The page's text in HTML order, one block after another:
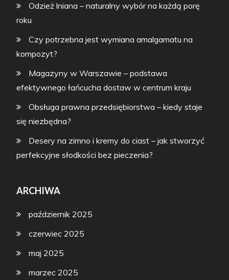
Odzież lniana – naturalny wybór na każdą porę
roku
Czy potrzebna jest wymiana amalgamatu na
kompozyt?
Magazyny w Warszawie – podstawa
efektywnego łańcucha dostaw w centrum kraju
Obsługa prawna przedsiębiorstwa – kiedy staje
się niezbędna?
Desery na zimno i kremy do ciast – jak stworzyć
perfekcyjne słodkości bez pieczenia?
ARCHIWA
październik 2025
czerwiec 2025
maj 2025
marzec 2025